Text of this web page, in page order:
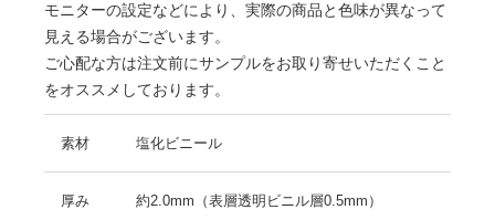
モニターの設定などにより、実際の商品と色味が異なって
見える場合がございます。
ご心配な方は注文前にサンプルをお取り寄せいただくこと
をオススメしております。
素材 塩化ビニール
厚み 約2.0mm（表層透明ビニル層0.5mm）